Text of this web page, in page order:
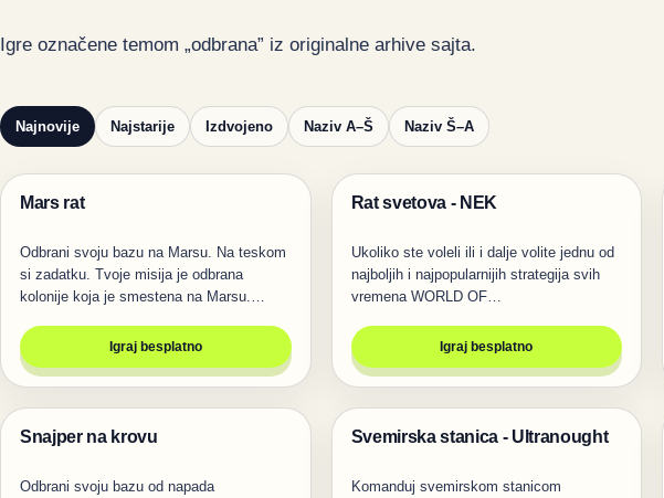
Igre označene temom „odbrana” iz originalne arhive sajta.
Najnovije Najstarije Izdvojeno Naziv A–Š Naziv Š–A
Pucanje
Mars rat
Odbrani svoju bazu na Marsu. Na teskom
si zadatku. Tvoje misija je odbrana
kolonije koja je smestena na Marsu.
Igraj besplatno
Igre
Rat svetova - NEK
Ukoliko ste voleli ili i dalje volite jednu od
najboljih i najpopularnijih strategija svih
vremena WORLD OF…
Igraj besplatno
Pucanje
Snajper na krovu
Odbrani svoju bazu od napada
Pucanje
Svemirska stanica - Ultranought
Komanduj svemirskom stanicom